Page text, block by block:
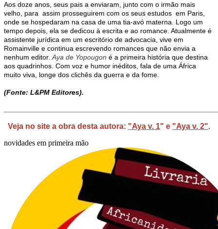
Aos doze anos, seus pais a enviaram, junto com o irmão mais
velho, para assim prosseguirem com os seus estudos em Paris,
onde se hospedaram na casa de uma tia-avó materna. Logo um
tempo depois, ela se dedicou à escrita e ao romance. Atualmente é
assistente jurídica em um escritório de advocacia, vive em
Romainville e continua escrevendo romances que não envia a
nenhum editor. Aya de Yopougon é a primeira história que destina
aos quadrinhos. Com voz e humor inéditos, fala de uma África
muito viva, longe dos clichês da guerra e da fome.
(Fonte: L&PM Editores).
Veja no site a obra desta autora: "Aya v. 1" e "Aya v. 2".
novidades em primeira mão